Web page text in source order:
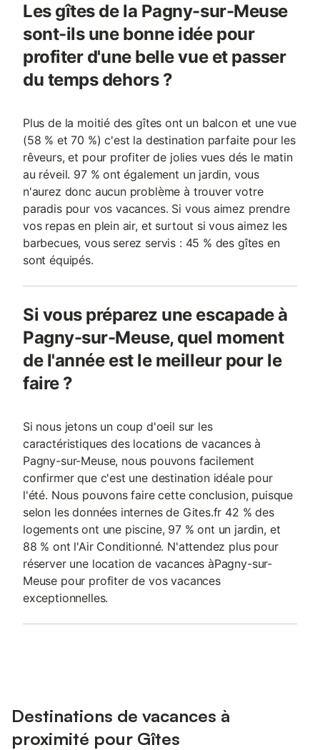
Les gîtes de la Pagny-sur-Meuse
sont-ils une bonne idée pour
profiter d'une belle vue et passer
du temps dehors ?
Plus de la moitié des gîtes ont un balcon et une vue
(58 % et 70 %) c'est la destination parfaite pour les
rêveurs, et pour profiter de jolies vues dés le matin
au réveil. 97 % ont également un jardin, vous
n'aurez donc aucun problème à trouver votre
paradis pour vos vacances. Si vous aimez prendre
vos repas en plein air, et surtout si vous aimez les
barbecues, vous serez servis : 45 % des gîtes en
sont équipés.
Si vous préparez une escapade à
Pagny-sur-Meuse, quel moment
de l'année est le meilleur pour le
faire ?
Si nous jetons un coup d'oeil sur les
caractéristiques des locations de vacances à
Pagny-sur-Meuse, nous pouvons facilement
confirmer que c'est une destination idéale pour
l'été. Nous pouvons faire cette conclusion, puisque
selon les données internes de Gites.fr 42 % des
logements ont une piscine, 97 % ont un jardin, et
88 % ont l'Air Conditionné. N'attendez plus pour
réserver une location de vacances àPagny-sur-
Meuse pour profiter de vos vacances
exceptionnelles.
Destinations de vacances à
proximité pour Gîtes